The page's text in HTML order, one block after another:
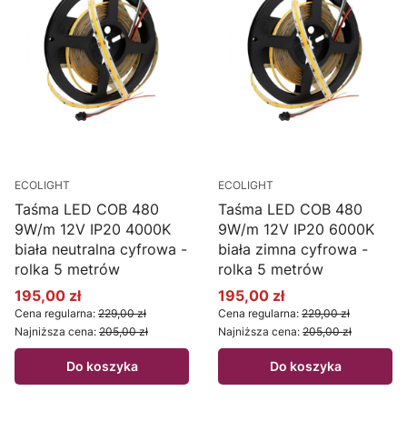
ECOLIGHT
Taśma LED COB 480
9W/m 12V IP20 4000K
biała neutralna cyfrowa -
rolka 5 metrów
Cena promocyjna
195,00 zł
Cena regularna: 229,00 zł
Najniższa cena: 205,00 zł
Do koszyka
ECOLIGHT
Taśma LED COB 480
9W/m 12V IP20 6000K
biała zimna cyfrowa -
rolka 5 metrów
Cena promocyjna
195,00 zł
Cena regularna: 229,00 zł
Najniższa cena: 205,00 zł
Do koszyka